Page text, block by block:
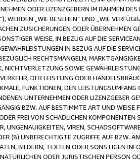
ODER LIZENZGEBERN IM RAHMEN
“), WERDEN „WIE BESEHEN“ UND „WIE
ZUSICHERUNGEN ODER ÜBERNEHMEN
WEISE, IN BEZUG AUF DIE
IN BEZUG AUF DIE
RECHTSMÄNGELN,
NICHTVERLETZUNG SOWIE
DER LEISTUNG ODER
FUNKTIONEN, DEN
UNTERNEHMEN ODER LIZENZGEBER
BZW. AUF BESTIMMTE ART UND
FREI VON SCHÄDLICHEN
UNGENAUIGKEITEN, VIREN,
(B) UNBERECHTIGTE ZUGRIFFE AUF BZW.
BILDERN, TEXTEN ODER SONSTIGEN
ODER JURISTISCHEN PERSON